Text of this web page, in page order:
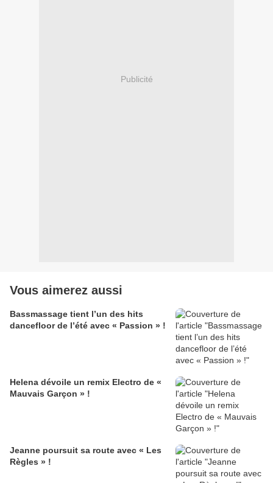
Publicité
Vous aimerez aussi
Bassmassage tient l’un des hits
dancefloor de l’été avec « Passion » !
Helena dévoile un remix Electro de «
Mauvais Garçon » !
Jeanne poursuit sa route avec « Les
Règles » !